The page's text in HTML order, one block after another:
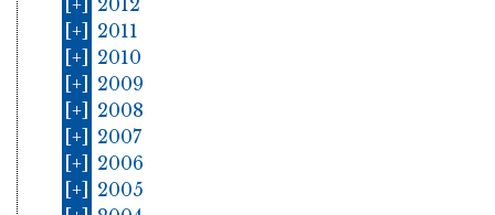
[+]
2012
[+]
2011
[+]
2010
[+]
2009
[+]
2008
[+]
2007
[+]
2006
[+]
2005